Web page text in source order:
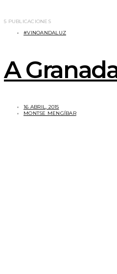
5 PUBLICACIONES
#VINOANDALUZ
A
16 ABRIL, 2015
MONTSE MENGÍBAR